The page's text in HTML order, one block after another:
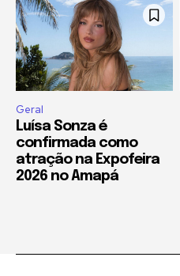
Geral
Luísa Sonza é
confirmada como
atração na Expofeira
2026 no Amapá